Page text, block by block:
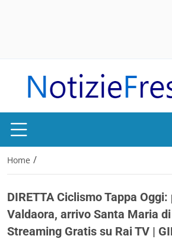
Home /
DIRETTA Ciclismo Tappa
Valdaora, arrivo Santa Maria
Streaming Gratis su Rai TV |